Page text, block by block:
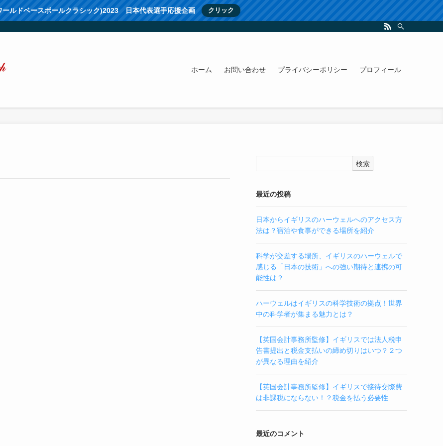
ールドベースボールクラシック)2023 日本代表選手応援企画 クリック
ホーム お問い合わせ プライバシーポリシー プロフィール
検索
最近の投稿
日本からイギリスのハーウェルへのアクセス方
法は？宿泊や食事ができる場所を紹介
科学が交差する場所、イギリスのハーウェルで
感じる「日本の技術」への強い期待と連携の可
能性は？
ハーウェルはイギリスの科学技術の拠点！世界
中の科学者が集まる魅力とは？
【英国会計事務所監修】イギリスでは法人税申
告書提出と税金支払いの締め切りはいつ？２つ
が異なる理由を紹介
【英国会計事務所監修】イギリスで接待交際費
は非課税にならない！？税金を払う必要性
最近のコメント